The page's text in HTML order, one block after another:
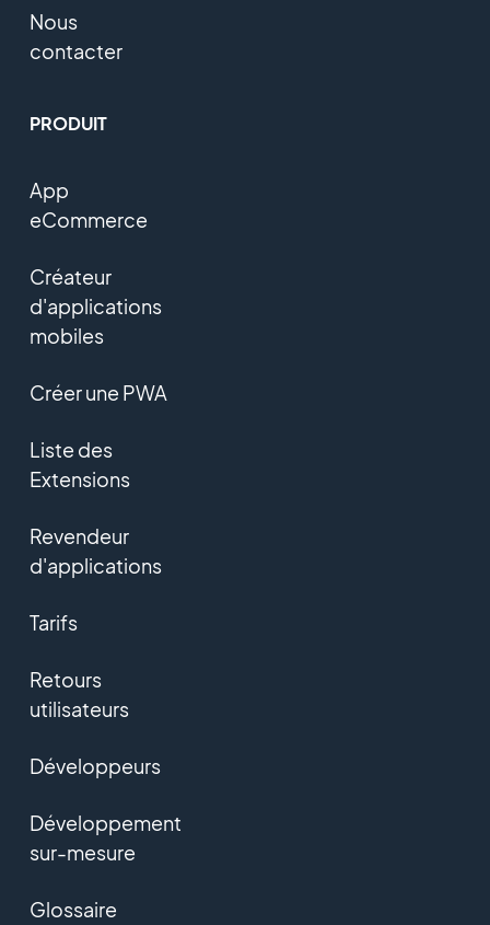
Nous
contacter
PRODUIT
App
eCommerce
Créateur
d'applications
mobiles
Créer une PWA
Liste des
Extensions
Revendeur
d'applications
Tarifs
Retours
utilisateurs
Développeurs
Développement
sur-mesure
Glossaire